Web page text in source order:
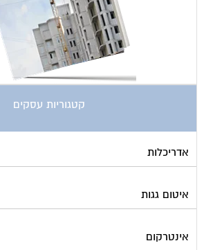
קטגוריות עסקים
אדריכלות
איטום גגות
אינטרקום